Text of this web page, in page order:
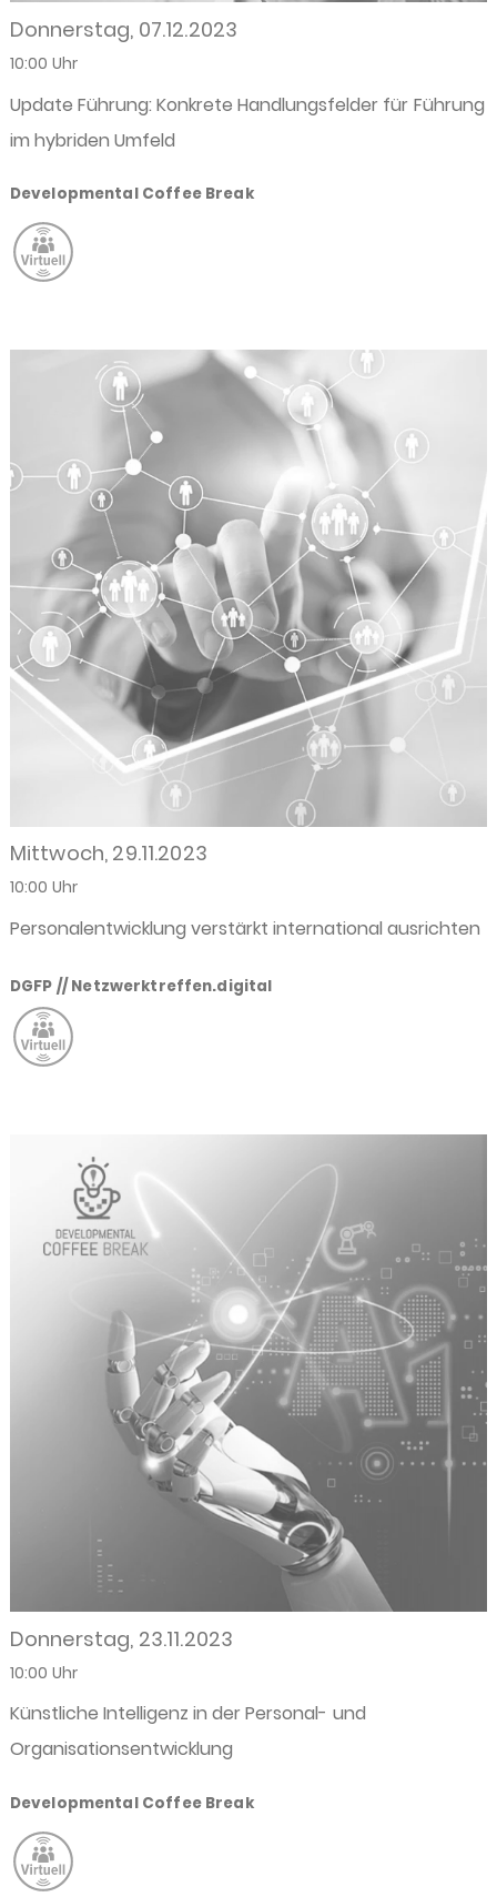
Donnerstag, 07.12.2023
10:00 Uhr
Update Führung: Konkrete Handlungsfelder für Führung
im hybriden Umfeld
Developmental Coffee Break
Mittwoch, 29.11.2023
10:00 Uhr
Personalentwicklung verstärkt international ausrichten
DGFP // Netzwerktreffen.digital
Donnerstag, 23.11.2023
10:00 Uhr
Künstliche Intelligenz in der Personal- und
Organisationsentwicklung
Developmental Coffee Break